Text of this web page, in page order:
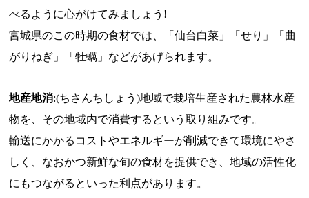
べるように心がけてみましょう!
宮城県のこの時期の食材では、「仙台白菜」「せり」「曲
がりねぎ」「牡蠣」などがあげられます。
地産地消:(ちさんちしょう)地域で栽培生産された農林水産
物を、その地域内で消費するという取り組みです。
輸送にかかるコストやエネルギーが削減できて環境にやさ
しく、なおかつ新鮮な旬の食材を提供でき、地域の活性化
にもつながるといった利点があります。